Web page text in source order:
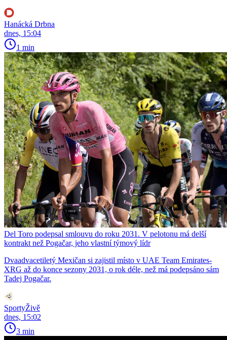
Hanácká Drbna
dnes, 15:04
1 min
Del Toro podepsal smlouvu do roku 2031. V pelotonu má delší
kontrakt než Pogačar, jeho vlastní týmový lídr
Dvaadvacetiletý Mexičan si zajistil místo v UAE Team Emirates-
XRG až do konce sezony 2031, o rok déle, než má podepsáno sám
Tadej Pogačar.
SportyŽivě
dnes, 15:02
3 min